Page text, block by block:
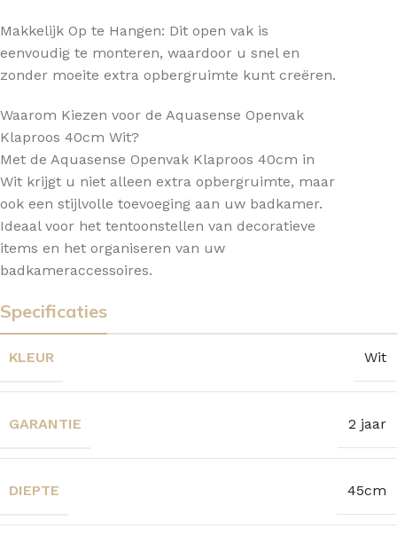
Makkelijk Op te Hangen: Dit open vak is
eenvoudig te monteren, waardoor u snel en
zonder moeite extra opbergruimte kunt creëren.
Waarom Kiezen voor de Aquasense Openvak
Klaproos 40cm Wit?
Met de Aquasense Openvak Klaproos 40cm in
Wit krijgt u niet alleen extra opbergruimte, maar
ook een stijlvolle toevoeging aan uw badkamer.
Ideaal voor het tentoonstellen van decoratieve
items en het organiseren van uw
badkameraccessoires.
Specificaties
KLEUR Wit
GARANTIE 2 jaar
DIEPTE 45cm